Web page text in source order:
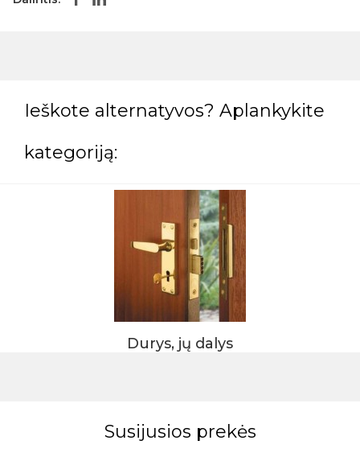
Ieškote alternatyvos? Aplankykite
kategoriją:
Durys, jų dalys
Susijusios prekės